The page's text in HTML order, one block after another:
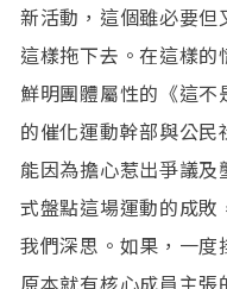
新活動，這個雖必要
這樣拖下去。在這樣
鮮明團體屬性的《這
的催化運動幹部與公
能因為擔心惹出爭議
式盤點這場運動的成
我們深思。如果，一度
原本就有核心成員主